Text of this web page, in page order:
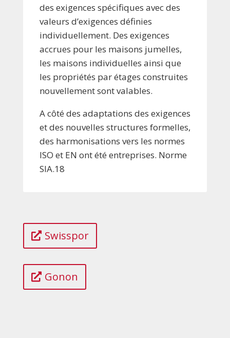
des exigences spécifiques avec des
valeurs d’exigences définies
individuellement. Des exigences
accrues pour les maisons jumelles,
les maisons individuelles ainsi que
les propriétés par étages construites
nouvellement sont valables.
A côté des adaptations des exigences
et des nouvelles structures formelles,
des harmonisations vers les normes
ISO et EN ont été entreprises. Norme
SIA.18
Swisspor
Gonon